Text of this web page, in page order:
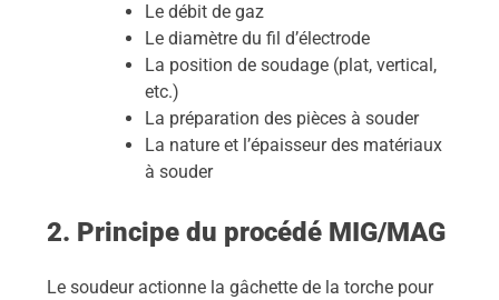
Le débit de gaz
Le diamètre du fil d’électrode
La position de soudage (plat, vertical,
etc.)
La préparation des pièces à souder
La nature et l’épaisseur des matériaux
à souder
2. Principe du procédé MIG/MAG
Le soudeur actionne la gâchette de la torche pour